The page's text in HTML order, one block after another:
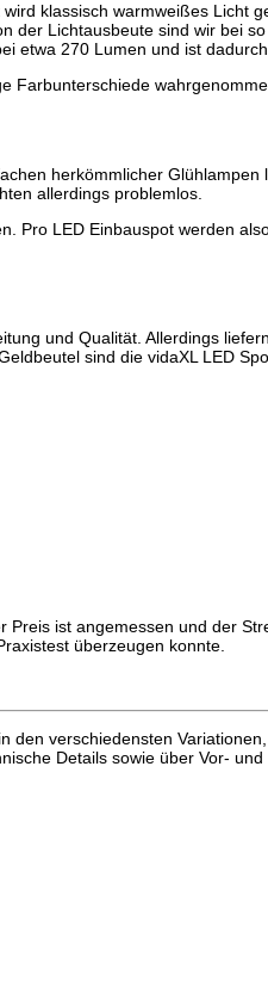
klassisch warmweißes Licht
Lichtausbeute sind wir bei
etwa 270 Lumen und ist
herkömmlicher
allerdings problemlos.
Pro LED Einbauspot werden
und Qualität. Allerdings
sind die vidaXL LED
ist angemessen und der
überzeugen konnte.
den verschiedensten
Details sowie über Vor- und